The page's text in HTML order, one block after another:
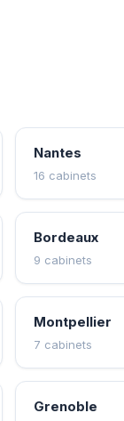
Nantes
16 cabinets
Bordeaux
9 cabinets
Montpellier
7 cabinets
Grenoble